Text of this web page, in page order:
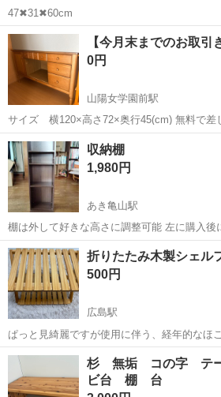
47✖31✖60cm
広島 広島市 矢野駅 収納家具
【今月末までのお取引
0円
山陽女学園前駅
サイズ 横120×高さ72×奥行45(cm) 無料で差し上げ
で、できるだけ早くとりにきてくれる方を優
よろしくお願いします。
広島 広島市 山陽女学園前駅
収納棚
1,980円
あき亀山駅
棚は外して好きな高さに調整可能 左に購入後
取引場所 マックスバリュー 可部西店 高さ 90センチ 奥行 29セ
ンチ 幅 29センチ
広島 広島市 あき亀山駅 収納家具
折りたたみ木製シェル
500円
広島駅
ぱっと見綺麗ですが使用に伴う、経年的なほ
外でのキャンプ用にもいいかもしれないで
した。 9月中旬を目処に処分します。
広島 広島市 広島駅 収納家具
杉 無垢 コの字 テ
ビ台 棚 台